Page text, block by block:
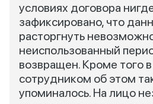
условиях договора
зафиксировано, что
расторгнуть
неиспользованный
возвращен. Кроме того
сотрудником об этом
упоминалось. На лицо